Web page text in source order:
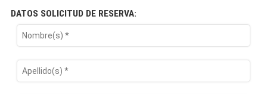
DATOS SOLICITUD DE RESERVA: